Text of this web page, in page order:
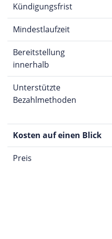
Kündigungsfrist
Mindestlaufzeit
Bereitstellung
innerhalb
Unterstützte
Bezahlmethoden
Kosten auf einen Blick
Preis